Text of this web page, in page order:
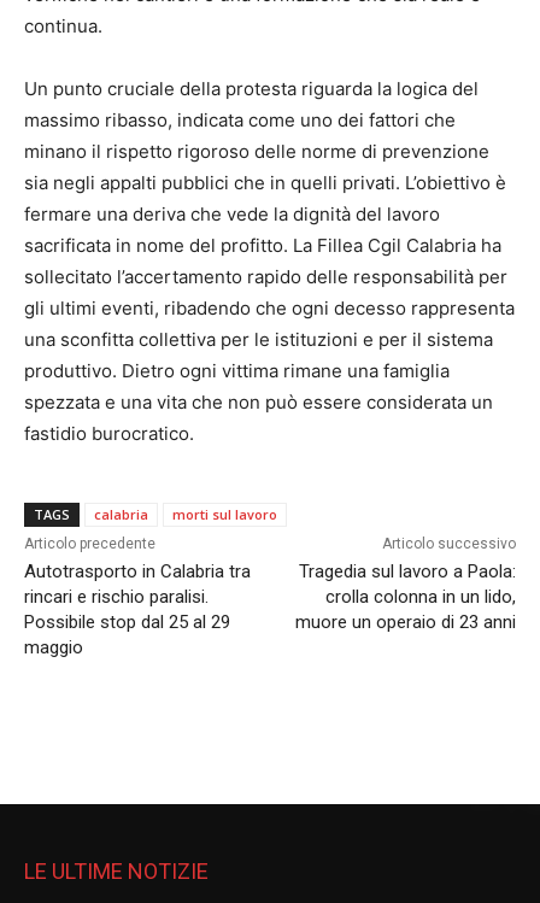
continua.
Un punto cruciale della protesta riguarda la logica del
massimo ribasso, indicata come uno dei fattori che
minano il rispetto rigoroso delle norme di prevenzione
sia negli appalti pubblici che in quelli privati. L’obiettivo è
fermare una deriva che vede la dignità del lavoro
sacrificata in nome del profitto. La Fillea Cgil Calabria ha
sollecitato l’accertamento rapido delle responsabilità per
gli ultimi eventi, ribadendo che ogni decesso rappresenta
una sconfitta collettiva per le istituzioni e per il sistema
produttivo. Dietro ogni vittima rimane una famiglia
spezzata e una vita che non può essere considerata un
fastidio burocratico.
TAGS calabria morti sul lavoro
Articolo precedente
Autotrasporto in Calabria tra
rincari e rischio paralisi.
Possibile stop dal 25 al 29
maggio
Articolo successivo
Tragedia sul lavoro a Paola:
crolla colonna in un lido,
muore un operaio di 23 anni
LE ULTIME NOTIZIE